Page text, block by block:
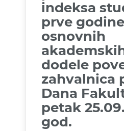
indeksa
prve godine
osnovnih
dodele
zahvalnica
Dana
petak
god.